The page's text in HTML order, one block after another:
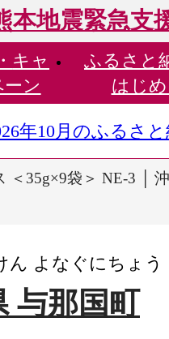
本地震緊急支
キャ
ーン
ふるさと
はじめ
年10月のふるさ
35g×9袋＞ NE-3 │
ん よなぐにちょう
与那国町